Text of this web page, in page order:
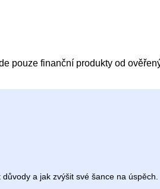
pouze finanční produkty od
a jak zvýšit své šance na úspěch.